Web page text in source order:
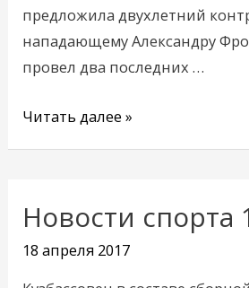
предложила двухлетний
нападающему Александру
провел два последних …
Читать далее »
Новости спорта
18 апреля 2017
Новости
18.04.2017